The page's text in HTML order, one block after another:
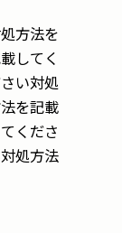
方法を
してく
い対処
を記載
くださ
処方法